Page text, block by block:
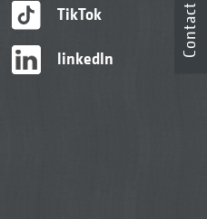
TikTok
linkedIn
Contact